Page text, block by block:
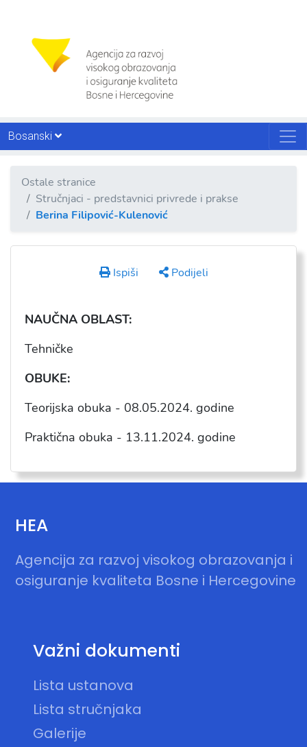
Bosanski
Ostale stranice
Stručnjaci - predstavnici privrede i prakse
Berina Filipović-Kulenović
Ispiši Podijeli
NAUČNA OBLAST:
Tehničke
OBUKE:
Teorijska obuka - 08.05.2024. godine
Praktična obuka - 13.11.2024. godine
HEA
Agencija za razvoj visokog obrazovanja i
osiguranje kvaliteta Bosne i Hercegovine
Važni dokumenti
Lista ustanova
Lista stručnjaka
Galerije